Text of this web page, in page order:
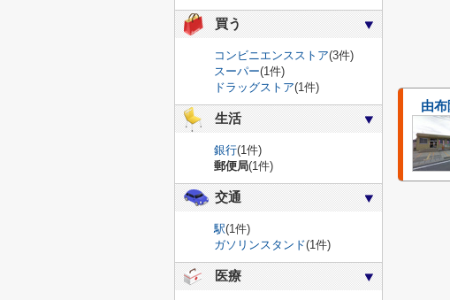
由
買う
コンビニエンスストア(3件)
スーパー(1件)
ドラッグストア(1件)
生活
銀行(1件)
郵便局(1件)
交通
駅(1件)
ガソリンスタンド(1件)
医療